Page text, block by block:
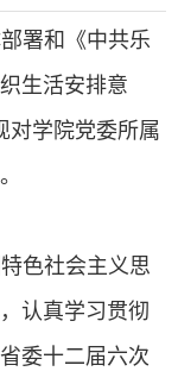
署和《中共乐
生活安排意
对学院党委所属
色社会主义思
认真学习贯彻
委十二届六次